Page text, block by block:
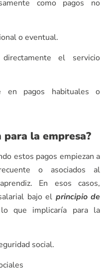
como pagos no
o eventual.
el servicio
en pagos habituales o
para la empresa?
estos pagos empiezan a
o asociados al
En esos casos,
bajo el principio de
que implicaría para la
social.